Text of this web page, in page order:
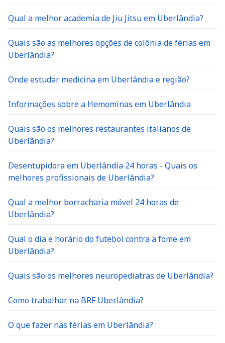
Qual a melhor academia de Jiu Jitsu em Uberlândia?
Quais são as melhores opções de colônia de férias em
Uberlândia?
Onde estudar medicina em Uberlândia e região?
Informações sobre a Hemominas em Uberlândia
Quais são os melhores restaurantes italianos de
Uberlãndia?
Desentupidora em Uberlândia 24 horas - Quais os
melhores profissionais de Uberlândia?
Qual a melhor borracharia móvel 24 horas de
Uberlândia?
Qual o dia e horário do futebol contra a fome em
Uberlândia?
Quais são os melhores neuropediatras de Uberlândia?
Como trabalhar na BRF Uberlândia?
O que fazer nas férias em Uberlândia?